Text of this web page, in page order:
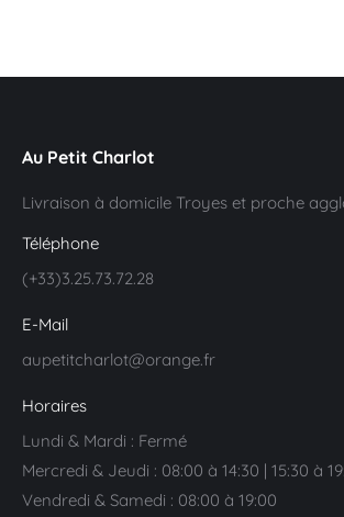
Au Petit Charlot
Livraison à domicile Troyes et proche
Téléphone
(+33)3.25.73.72.28
E-Mail
aupetitcharlot@orange.fr
Horaires
Lundi & Mardi : Fermé
Mercredi & Jeudi : 08:00 à 14:30 | 15:30 à
Vendredi & Samedi : 08:00 à 19:00